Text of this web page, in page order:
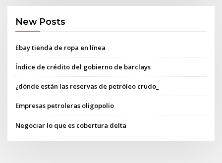
New Posts
Ebay tienda de ropa en línea
Índice de crédito del gobierno de barclays
¿dónde están las reservas de petróleo crudo_
Empresas petroleras oligopolio
Negociar lo que es cobertura delta